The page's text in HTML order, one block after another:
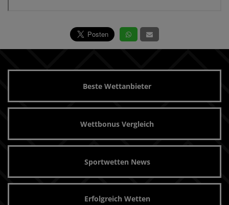
Beste Wettanbieter
Wettbonus Vergleich
Sportwetten News
Erfolgreich Wetten